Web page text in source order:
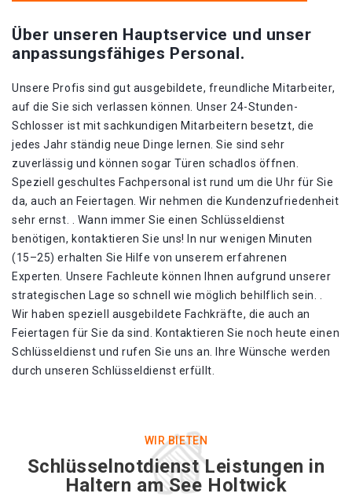
Über unseren Hauptservice und unser
anpassungsfähiges Personal.
Unsere Profis sind gut ausgebildete, freundliche Mitarbeiter,
auf die Sie sich verlassen können. Unser 24-Stunden-
Schlosser ist mit sachkundigen Mitarbeitern besetzt, die
jedes Jahr ständig neue Dinge lernen. Sie sind sehr
zuverlässig und können sogar Türen schadlos öffnen.
Speziell geschultes Fachpersonal ist rund um die Uhr für Sie
da, auch an Feiertagen. Wir nehmen die Kundenzufriedenheit
sehr ernst. . Wann immer Sie einen Schlüsseldienst
benötigen, kontaktieren Sie uns! In nur wenigen Minuten
(15–25) erhalten Sie Hilfe von unserem erfahrenen
Experten. Unsere Fachleute können Ihnen aufgrund unserer
strategischen Lage so schnell wie möglich behilflich sein. .
Wir haben speziell ausgebildete Fachkräfte, die auch an
Feiertagen für Sie da sind. Kontaktieren Sie noch heute einen
Schlüsseldienst und rufen Sie uns an. Ihre Wünsche werden
durch unseren Schlüsseldienst erfüllt.
WIR BIETEN
Schlüsselnotdienst Leistungen in
Haltern am See Holtwick